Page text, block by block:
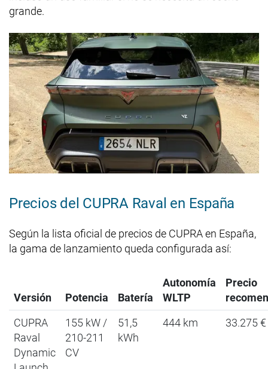
grande.
Precios del CUPRA Raval en España
Según la lista oficial de precios de CUPRA en España,
la gama de lanzamiento queda configurada así:
Versión Potencia Batería
Autonomía
WLTP
Precio
CUPRA
Raval
Dynamic
155 kW /
210-211
CV
51,5
kWh
444 km 33.275 €